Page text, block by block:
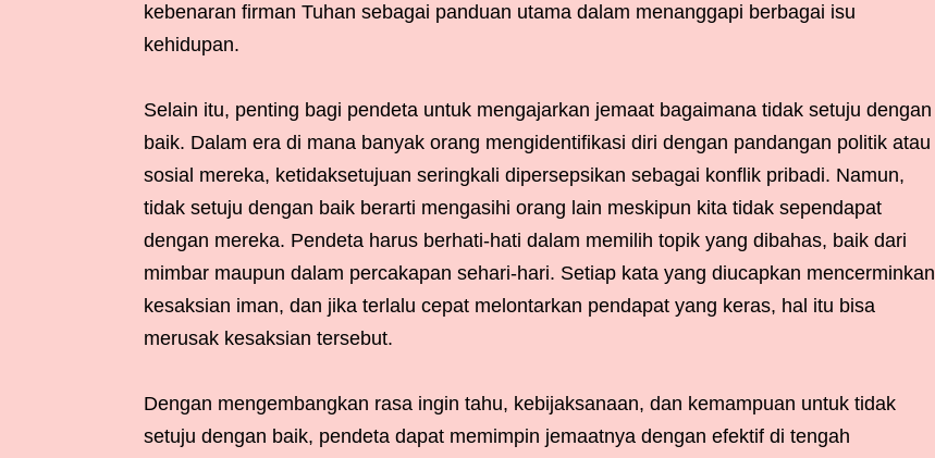
kebenaran firman Tuhan sebagai panduan utama dalam menanggapi berbagai isu
kehidupan.
Selain itu, penting bagi pendeta untuk mengajarkan jemaat bagaimana tidak setuju dengan
baik. Dalam era di mana banyak orang mengidentifikasi diri dengan pandangan politik atau
sosial mereka, ketidaksetujuan seringkali dipersepsikan sebagai konflik pribadi. Namun,
tidak setuju dengan baik berarti mengasihi orang lain meskipun kita tidak sependapat
dengan mereka. Pendeta harus berhati-hati dalam memilih topik yang dibahas, baik dari
mimbar maupun dalam percakapan sehari-hari. Setiap kata yang diucapkan mencerminkan
kesaksian iman, dan jika terlalu cepat melontarkan pendapat yang keras, hal itu bisa
merusak kesaksian tersebut.
Dengan mengembangkan rasa ingin tahu, kebijaksanaan, dan kemampuan untuk tidak
setuju dengan baik, pendeta dapat memimpin jemaatnya dengan efektif di tengah